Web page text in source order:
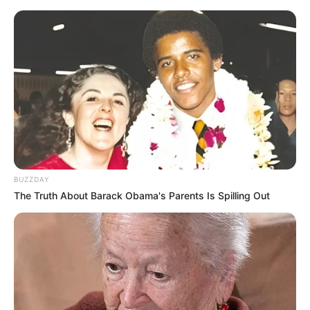
Kisah Nyata Spesial: Petaka di Masa Lalu yang
Menghancurkan Masa Depanku
(2024)
Kisah Nyata Spesial: Rahasia Melodi Mata Hatiku
Kisah Nyata Spesial: Belenggu Cinta Mantan Terindah(2024)
Kisah Nyata: Teror Yang Mencabut Kebahagiaanku(2024)
Kisah Nyata: Duniaku Gelap Karena Teror(2024)
Kisah Nyata: Pernikahan Pura – Puraku Menjadi Awal
Masalahku
Kisah Nyata: Entah Siapa Yang Tidak Ingin Aku Bahagia
Kisah Nyata: Teror Dari Seseorang Yang Ingin Cintanya
Kisah Nyata: Kehidupan Rumah Tanggaku Menghadapi Teror
BUZZDAY
The Truth About Barack Obama's Parents Is Spilling Out